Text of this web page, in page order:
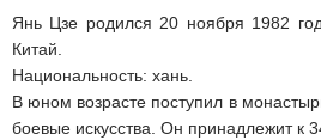
Янь Цзе родился 20 ноября 1982
Китай.
Национальность: хань.
В юном возрасте поступил в
боевые искусства. Он принадлежит к